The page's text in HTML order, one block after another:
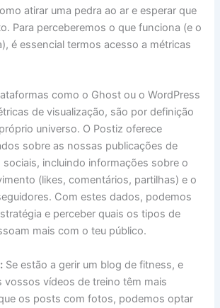
atirar uma pedra ao ar e esperar que
Para perceberemos o que funciona (e o
é essencial termos acesso a métricas
como o Ghost ou o WordPress
de visualização, são por definição
universo. O Postiz oferece
sobre as nossas publicações de
incluindo informações sobre o
(likes, comentários, partilhas) e o
Com estes dados, podemos
e perceber quais os tipos de
mais com o teu público.
Se estão a gerir um blog de fitness, e
vossos vídeos de treino têm mais
os posts com fotos, podemos optar